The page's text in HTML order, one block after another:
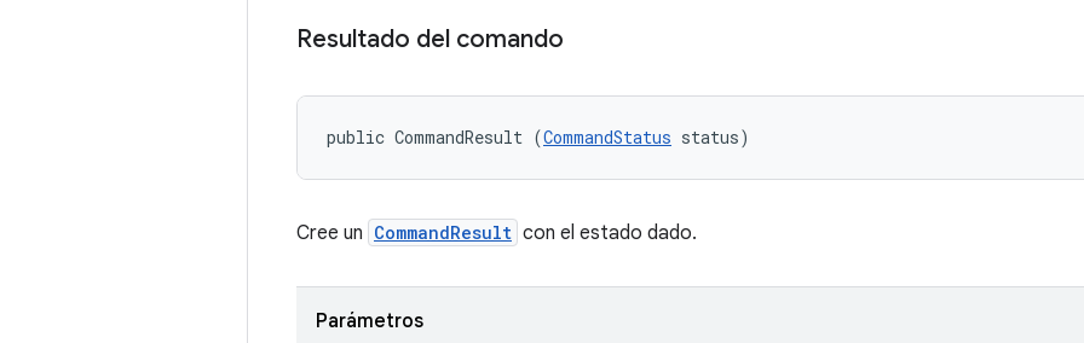
Resultado del comando
public CommandResult (CommandStatus status)
Cree un CommandResult con el estado dado.
Parámetros